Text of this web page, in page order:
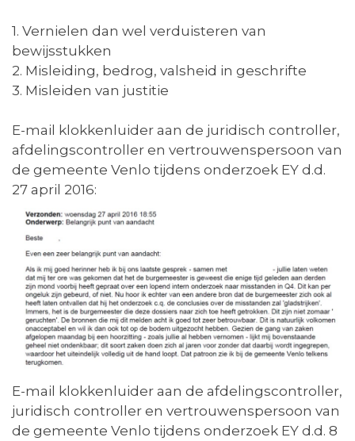
1. Vernielen dan wel verduisteren van
bewijsstukken
2. Misleiding, bedrog, valsheid in geschrifte
3. Misleiden van justitie
E-mail klokkenluider aan de juridisch controller,
afdelingscontroller en vertrouwenspersoon van
de gemeente Venlo tijdens onderzoek EY d.d.
27 april 2016:
E-mail klokkenluider aan de afdelingscontroller,
juridisch controller en vertrouwenspersoon van
de gemeente Venlo tijdens onderzoek EY d.d. 8